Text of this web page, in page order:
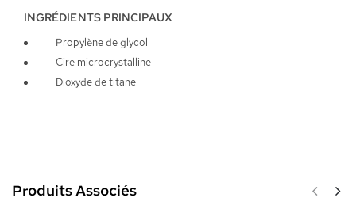
INGRÉDIENTS PRINCIPAUX
Propylène de glycol
Cire microcrystalline
Dioxyde de titane
Produits Associés